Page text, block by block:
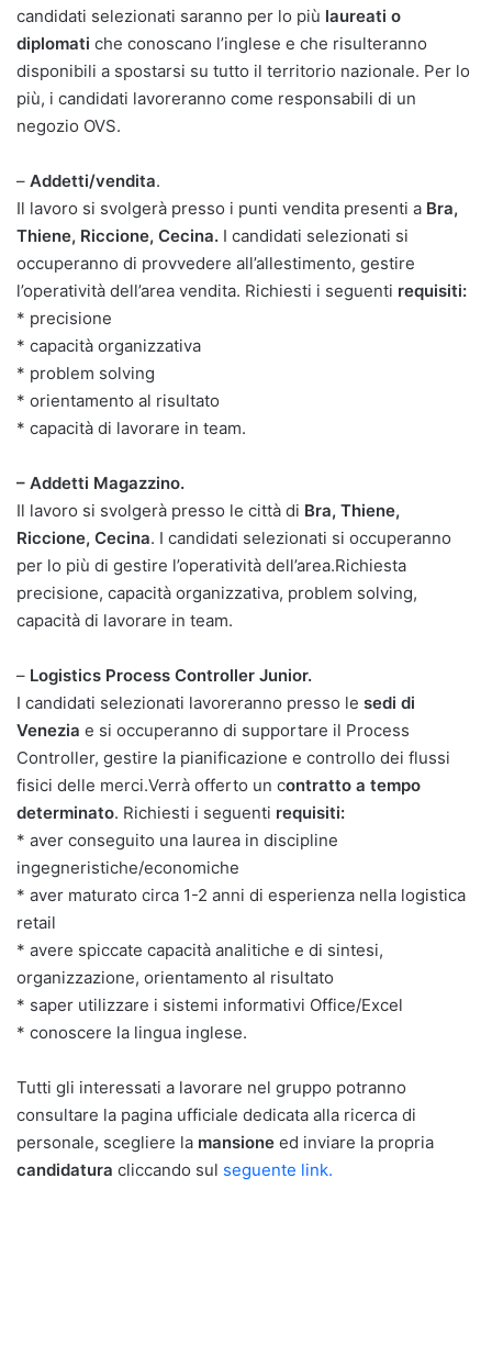
candidati selezionati saranno per lo più laureati o
diplomati che conoscano l’inglese e che risulteranno
disponibili a spostarsi su tutto il territorio nazionale. Per lo
più, i candidati lavoreranno come responsabili di un
negozio OVS.
– Addetti/vendita.
Il lavoro si svolgerà presso i punti vendita presenti a Bra,
Thiene, Riccione, Cecina. I candidati selezionati si
occuperanno di provvedere all’allestimento, gestire
l’operatività dell’area vendita. Richiesti i seguenti requisiti:
* precisione
* capacità organizzativa
* problem solving
* orientamento al risultato
* capacità di lavorare in team.
– Addetti Magazzino.
Il lavoro si svolgerà presso le città di Bra, Thiene,
Riccione, Cecina. I candidati selezionati si occuperanno
per lo più di gestire l’operatività dell’area.Richiesta
precisione, capacità organizzativa, problem solving,
capacità di lavorare in team.
– Logistics Process Controller Junior.
I candidati selezionati lavoreranno presso le sedi di
Venezia e si occuperanno di supportare il Process
Controller, gestire la pianificazione e controllo dei flussi
fisici delle merci.Verrà offerto un contratto a tempo
determinato. Richiesti i seguenti requisiti:
* aver conseguito una laurea in discipline
ingegneristiche/economiche
* aver maturato circa 1-2 anni di esperienza nella logistica
retail
* avere spiccate capacità analitiche e di sintesi,
organizzazione, orientamento al risultato
* saper utilizzare i sistemi informativi Office/Excel
* conoscere la lingua inglese.
Tutti gli interessati a lavorare nel gruppo potranno
consultare la pagina ufficiale dedicata alla ricerca di
personale, scegliere la mansione ed inviare la propria
candidatura cliccando sul seguente link.